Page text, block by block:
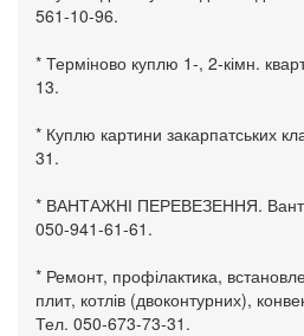
561-10-96.
* Терміново куплю 1-, 2-кімн.
13.
* Куплю картини закарпатських
31.
* ВАНТАЖНІ ПЕРЕВЕЗЕННЯ.
050-941-61-61.
* Ремонт, профілактика,
плит, котлів (двоконтурних),
Тел. 050-673-73-31.